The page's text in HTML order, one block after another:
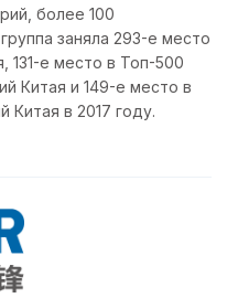
более 100
заняла 293-е место
131-е место в Топ-500
Китая и 149-е место в
Китая в 2017 году.